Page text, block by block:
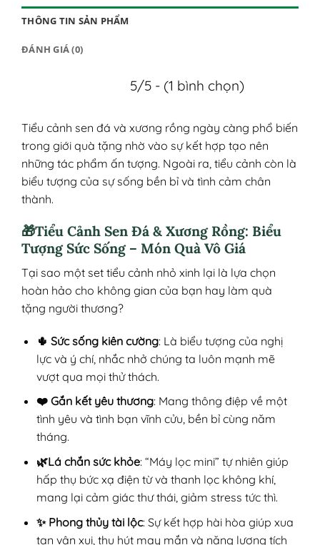
THÔNG TIN SẢN PHẨM
ĐÁNH GIÁ (0)
5/5 - (1 bình chọn)
Tiểu cảnh sen đá và xương rồng ngày càng phổ biến
trong giới quà tặng nhờ vào sự kết hợp tạo nên
những tác phẩm ấn tượng. Ngoài ra, tiểu cảnh còn là
biểu tượng của sự sống bền bỉ và tình cảm chân
thành.
🎁Tiểu Cảnh Sen Đá & Xương Rồng: Biểu
Tượng Sức Sống – Món Quà Vô Giá
Tại sao một set tiểu cảnh nhỏ xinh lại là lựa chọn
hoàn hảo cho không gian của bạn hay làm quà
tặng người thương?
🌵 Sức sống kiên cường: Là biểu tượng của nghị
lực và ý chí, nhắc nhở chúng ta luôn mạnh mẽ
vượt qua mọi thử thách.
❤️ Gắn kết yêu thương: Mang thông điệp về một
tình yêu và tình bạn vĩnh cửu, bền bỉ cùng năm
tháng.
🌿Lá chắn sức khỏe: “Máy lọc mini” tự nhiên giúp
hấp thụ bức xạ điện từ và thanh lọc không khí,
mang lại cảm giác thư thái, giảm stress tức thì.
✨ Phong thủy tài lộc: Sự kết hợp hài hòa giúp xua
tan vận xui, thu hút may mắn và năng lượng tích